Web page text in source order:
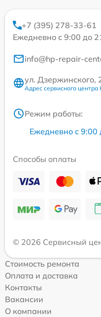
+7 (395) 278-33-61
Ежедневно с 9:00 до
info@hp-repair-
ул. Дзержинского,
Адрес сервисного центра
Режим работы:
Ежедневно с 9:00
Способы оплаты
© 2026 Сервисный
Стоимость ремонта
Оплата и доставка
Контакты
Вакансии
О компании